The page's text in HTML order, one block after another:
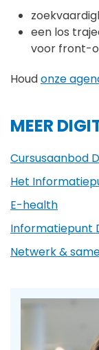
een los
voor front-
Houdonze
MEER
Cursusaanbod
Het
E-health
Informatiepunt
Netwerk &